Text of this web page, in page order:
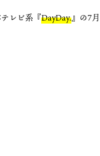
レビ系『DayDay.』の7